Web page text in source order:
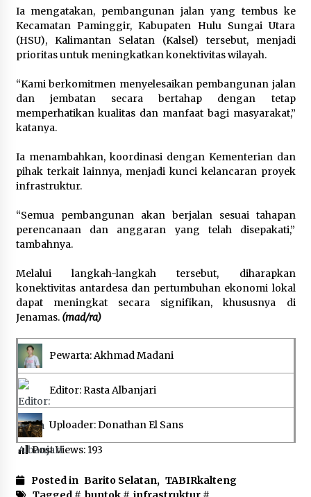
Ia mengatakan, pembangunan jalan yang tembus ke
Kecamatan Paminggir, Kabupaten Hulu Sungai Utara
(HSU), Kalimantan Selatan (Kalsel) tersebut, menjadi
prioritas untuk meningkatkan konektivitas wilayah.
“Kami berkomitmen menyelesaikan pembangunan jalan
dan jembatan secara bertahap dengan tetap
memperhatikan kualitas dan manfaat bagi masyarakat,”
katanya.
Ia menambahkan, koordinasi dengan Kementerian dan
pihak terkait lainnya, menjadi kunci kelancaran proyek
infrastruktur.
“Semua pembangunan akan berjalan sesuai tahapan
perencanaan dan anggaran yang telah disepakati,”
tambahnya.
Melalui langkah-langkah tersebut, diharapkan
konektivitas antardesa dan pertumbuhan ekonomi lokal
dapat meningkat secara signifikan, khususnya di
Jenamas. (mad/ra)
Pewarta: Akhmad Madani
Editor: Rasta Albanjari
Uploader: Donathan El Sans
Post Views: 193
Posted in Barito Selatan, TABIRkalteng